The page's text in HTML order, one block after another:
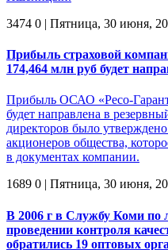
3474 0 | Пятница, 30 июня,
Прибыль страховой
174,464 млн руб будет
Прибыль ОСАО «Ресо-
будет направлена в
директоров было
акционеров общества,
в документах компании.
1689 0 | Пятница, 30 июня,
В 2006 г в Службу Коми по
проведении контроля
обратились 19 оптовых